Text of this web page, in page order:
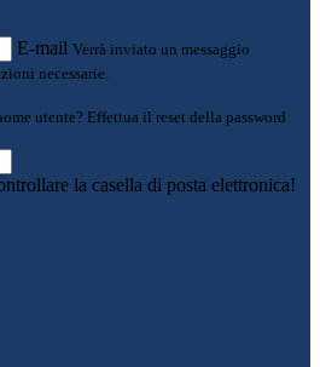
E-mail Verrà inviato un messaggio
necessarie.
utente? Effettua il reset della password
la casella di posta elettronica!